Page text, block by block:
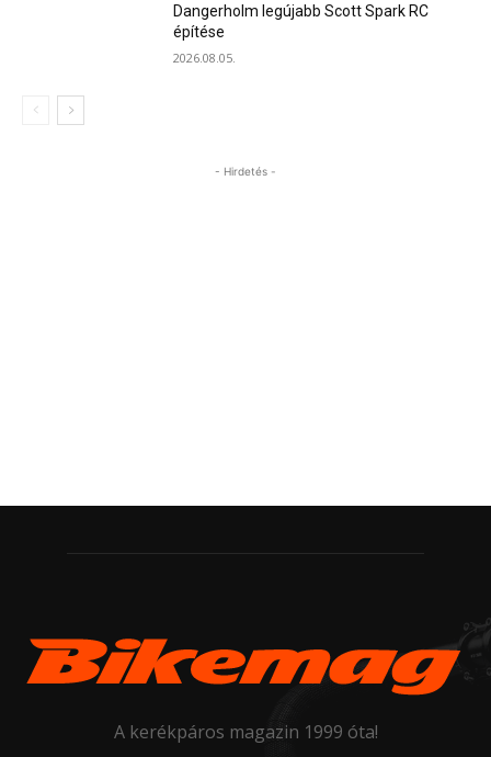
Dangerholm legújabb Scott Spark RC
építése
2026.08.05.
- Hirdetés -
A kerékpáros magazin 1999 óta!